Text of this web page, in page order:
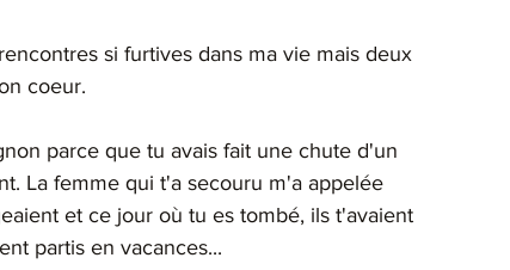
si furtives dans ma vie mais deux
coeur.
parce que tu avais fait une chute d'un
La femme qui t'a secouru m'a appelée
et ce jour où tu es tombé, ils t'avaient
partis en vacances...